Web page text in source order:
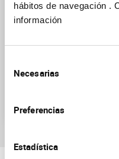
hábitos de navegación .
información
Necesarias
Preferencias
Estadística
neurodegenerative and